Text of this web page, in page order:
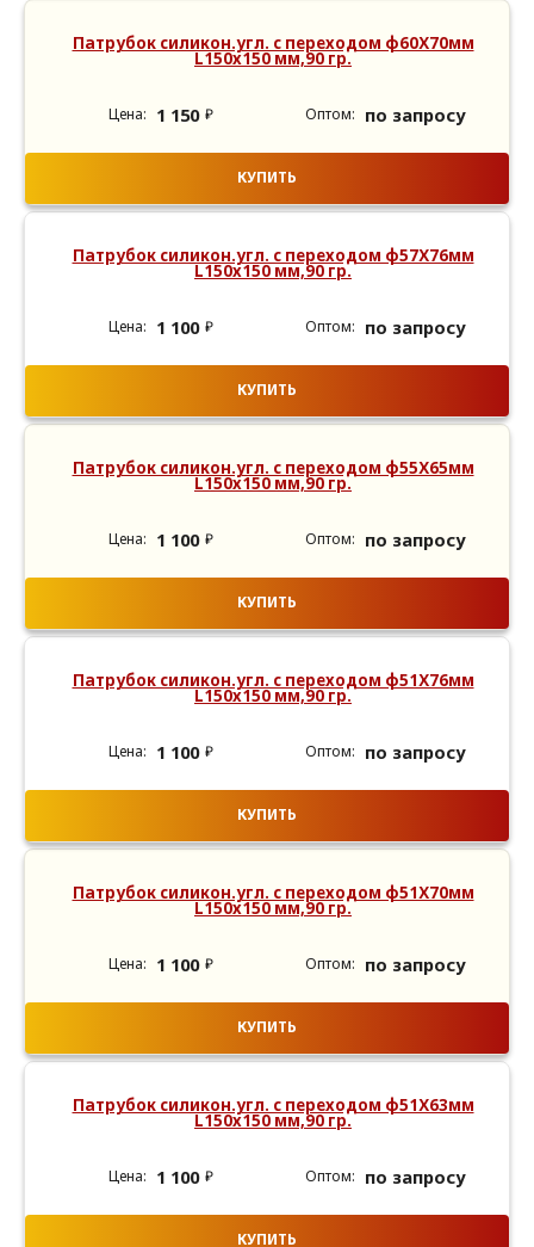
Патрубок силикон.угл. с переходом ф60Х70мм
L150х150 мм,90 гр.
1 150 ₽ по запросу
КУПИТЬ
Патрубок силикон.угл. с переходом ф57Х76мм
L150х150 мм,90 гр.
1 100 ₽ по запросу
КУПИТЬ
Патрубок силикон.угл. с переходом ф55Х65мм
L150х150 мм,90 гр.
1 100 ₽ по запросу
КУПИТЬ
Патрубок силикон.угл. с переходом ф51Х76мм
L150х150 мм,90 гр.
1 100 ₽ по запросу
КУПИТЬ
Патрубок силикон.угл. с переходом ф51Х70мм
L150х150 мм,90 гр.
1 100 ₽ по запросу
КУПИТЬ
Патрубок силикон.угл. с переходом ф51Х63мм
L150х150 мм,90 гр.
1 100 ₽ по запросу
КУПИТЬ